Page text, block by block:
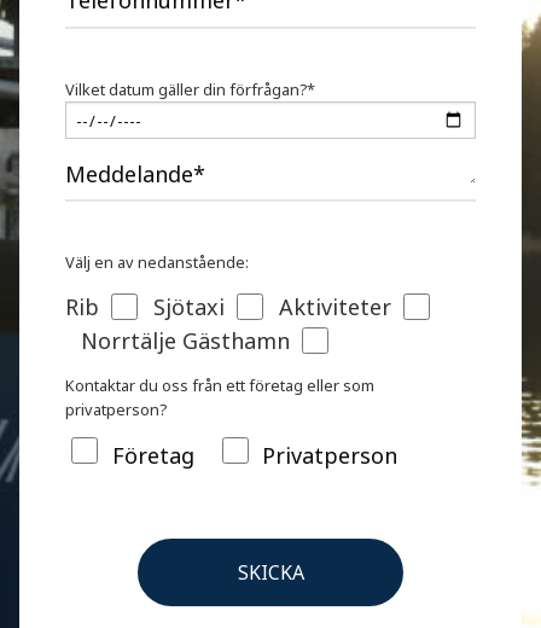
Vilket datum gäller din förfrågan?*
Meddelande*
Välj en av nedanstående:
Rib Sjötaxi
Aktiviteter
Norrtälje Gästhamn
Kontaktar du oss från ett företag eller som
privatperson?
Företag Privatperson